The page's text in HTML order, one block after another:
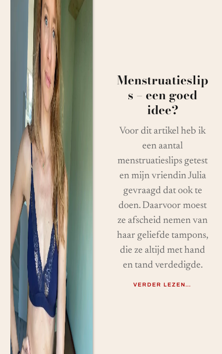
Menstruatieslip
s – een goed
idee?
Voor dit artikel heb ik
een aantal
menstruatieslips getest
en mijn vriendin Julia
gevraagd dat ook te
doen. Daarvoor moest
ze afscheid nemen van
haar geliefde tampons,
die ze altijd met hand
en tand verdedigde.
VERDER LEZEN…